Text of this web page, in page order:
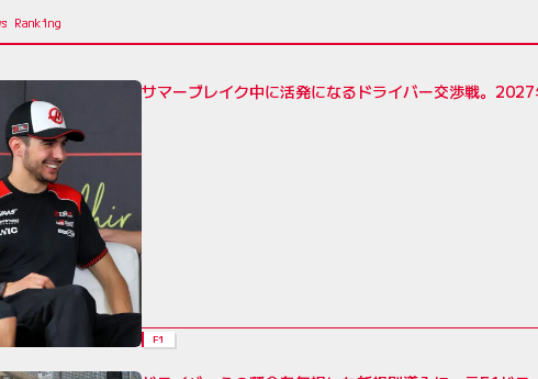
サマーブレイク中に活発になるドライバー交渉戦。
F1